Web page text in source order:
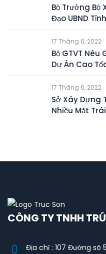
Bộ Trưởng Bộ
Đạo UBND
17 Tháng 6, 2022
Bộ GTVT Nêu
Dự Án Cao
17 Tháng 6, 2022
Sở Xây Dựng
Nhiều Mặt Trái
CÔNG TY TNHH
Địa chỉ : 107 Đường sõ